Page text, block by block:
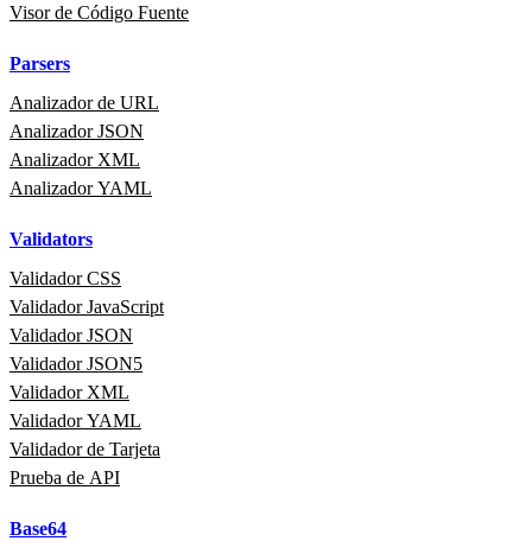
Visor de Código Fuente
Parsers
Analizador de URL
Analizador JSON
Analizador XML
Analizador YAML
Validators
Validador CSS
Validador JavaScript
Validador JSON
Validador JSON5
Validador XML
Validador YAML
Validador de Tarjeta
Prueba de API
Base64